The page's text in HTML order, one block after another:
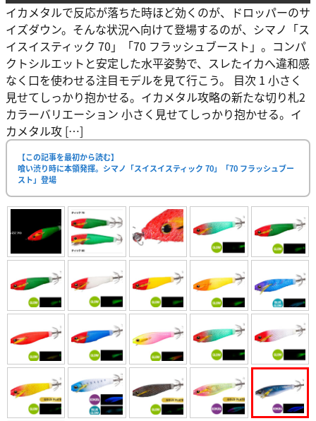
イカメタルで反応が落ちた時ほど効くのが、ドロッパーのサ
イズダウン。そんな状況へ向けて登場するのが、シマノ「ス
イスイスティック 70」「70 フラッシュブースト」。コンパ
クトシルエットと安定した水平姿勢で、スレたイカへ違和感
なく口を使わせる注目モデルを見て行こう。 目次 1 小さく
見せてしっかり抱かせる。イカメタル攻略の新たな切り札2
カラーバリエーション 小さく見せてしっかり抱かせる。イ
カメタル攻 […]
【この記事を最初から読む】
喰い渋り時に本領発揮。シマノ「スイスイスティック 70」「70 フラッシュブー
スト」登場